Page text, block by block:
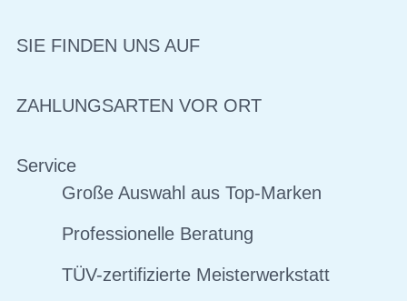
SIE FINDEN UNS AUF
ZAHLUNGSARTEN VOR ORT
Service
Große Auswahl aus Top-Marken
Professionelle Beratung
TÜV-zertifizierte Meisterwerkstatt